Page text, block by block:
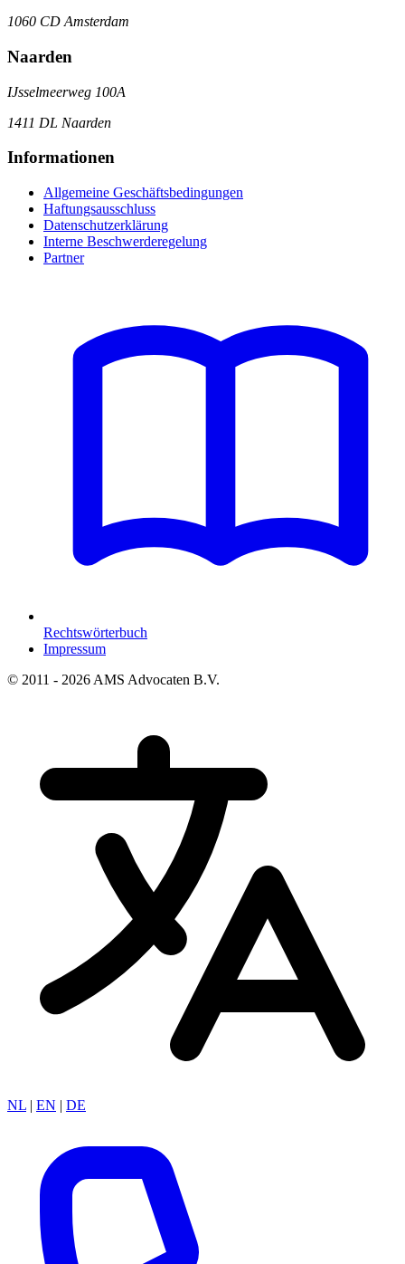
1060 CD Amsterdam
Naarden
IJsselmeerweg 100A
1411 DL Naarden
Informationen
Allgemeine Geschäftsbedingungen
Haftungsausschluss
Datenschutzerklärung
Interne Beschwerderegelung
Partner
Rechtswörterbuch
Impressum
© 2011 - 2026 AMS Advocaten B.V.
NL | EN | DE